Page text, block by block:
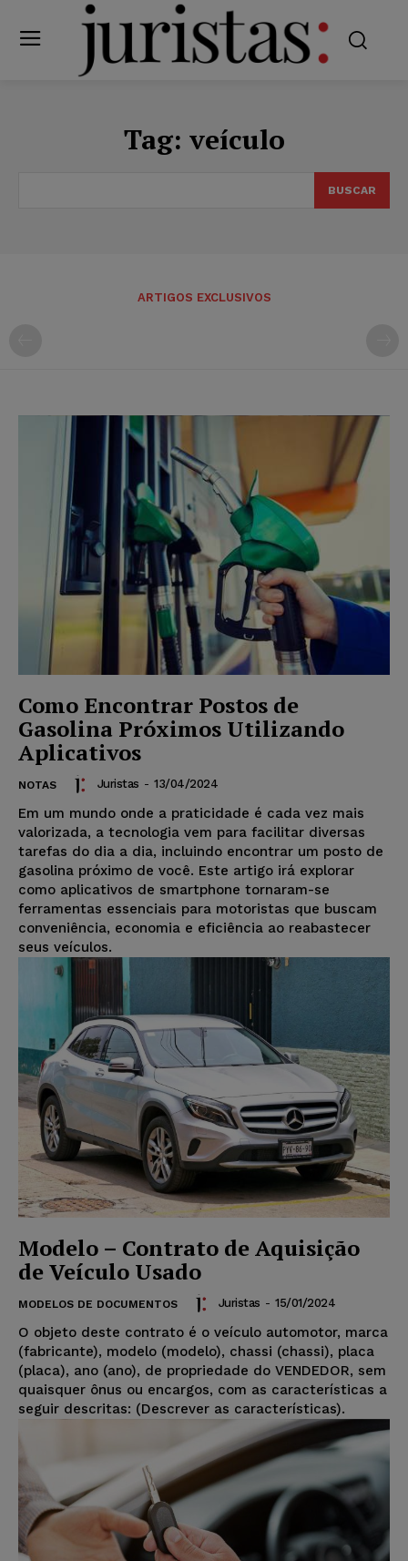
Tag: veículo
BUSCAR
ARTIGOS EXCLUSIVOS
Como Encontrar Postos de
Gasolina Próximos Utilizando
Aplicativos
NOTAS Juristas - 13/04/2024
Em um mundo onde a praticidade é cada vez mais
valorizada, a tecnologia vem para facilitar diversas
tarefas do dia a dia, incluindo encontrar um posto de
gasolina próximo de você. Este artigo irá explorar
como aplicativos de smartphone tornaram-se
ferramentas essenciais para motoristas que buscam
conveniência, economia e eficiência ao reabastecer
seus veículos.
Modelo – Contrato de Aquisição
de Veículo Usado
MODELOS DE DOCUMENTOS Juristas - 15/01/2024
O objeto deste contrato é o veículo automotor, marca
(fabricante), modelo (modelo), chassi (chassi), placa
(placa), ano (ano), de propriedade do VENDEDOR, sem
quaisquer ônus ou encargos, com as características a
seguir descritas: (Descrever as características).